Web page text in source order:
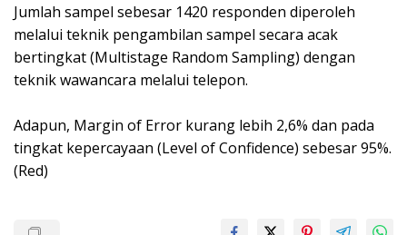
Jumlah sampel sebesar 1420 responden diperoleh
melalui teknik pengambilan sampel secara acak
bertingkat (Multistage Random Sampling) dengan
teknik wawancara melalui telepon.
Adapun, Margin of Error kurang lebih 2,6% dan pada
tingkat kepercayaan (Level of Confidence) sebesar 95%.
(Red)